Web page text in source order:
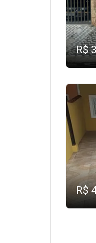
R$
R$